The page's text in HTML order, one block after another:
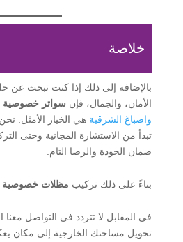
خلاصة
بالإضافة إلى ذلك إذا كنت تبحث عن
الأمان، والجمال، فإن سواتر خصوصية
واصباغ الشرقية هي الخيار الأمثل.
تبدأ من الاستشارة المجانية وحتى
ضمان الجودة والرضا التام.
بناءً على ذلك تركيب مظلات خصوصية
في المقابل لا تتردد في التواصل
تحويل مساحتك الخارجية إلى مكان